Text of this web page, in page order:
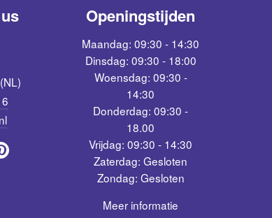
Pinterest
Openingstijden
Maandag: 09:30 - 14:30
Dinsdag: 09:30 - 18:00
Woensdag: 09:30 -
14:30
Donderdag: 09:30 -
18.00
Vrijdag: 09:30 - 14:30
Zaterdag: Gesloten
Zondag: Gesloten
Meer informatie